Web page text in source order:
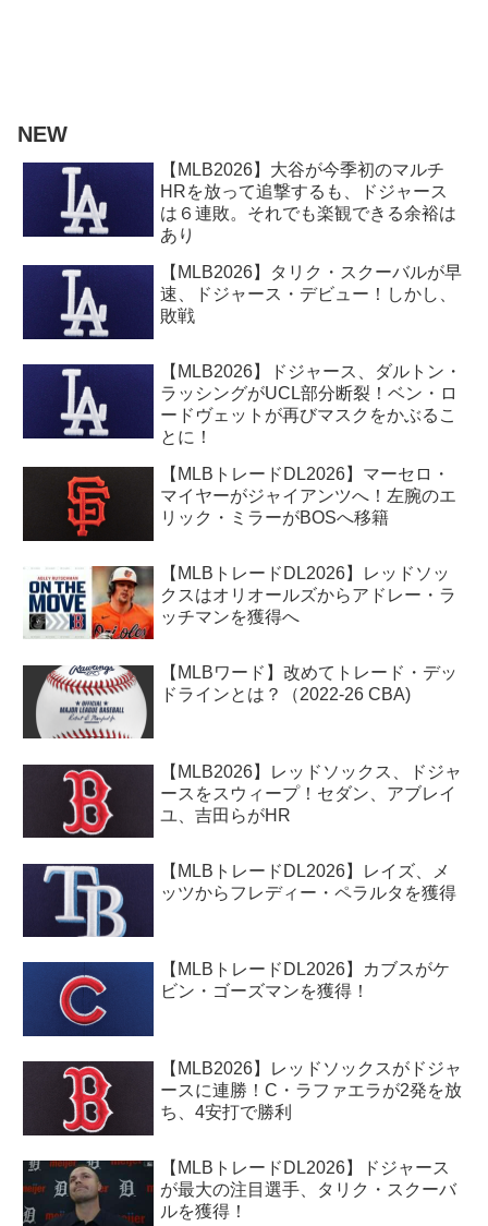
NEW
【MLB2026】大谷が今季初のマルチ
HRを放って追撃するも、ドジャース
は６連敗。それでも楽観できる余裕は
あり
【MLB2026】タリク・スクーバルが早
速、ドジャース・デビュー！しかし、
敗戦
【MLB2026】ドジャース、ダルトン・
ラッシングがUCL部分断裂！ベン・ロ
ードヴェットが再びマスクをかぶるこ
とに！
【MLBトレードDL2026】マーセロ・
マイヤーがジャイアンツへ！左腕のエ
リック・ミラーがBOSへ移籍
【MLBトレードDL2026】レッドソッ
クスはオリオールズからアドレー・ラ
ッチマンを獲得へ
【MLBワード】改めてトレード・デッ
ドラインとは？（2022-26 CBA)
【MLB2026】レッドソックス、ドジャ
ースをスウィープ！セダン、アブレイ
ユ、吉田らがHR
【MLBトレードDL2026】レイズ、メ
ッツからフレディー・ペラルタを獲得
【MLBトレードDL2026】カブスがケ
ビン・ゴーズマンを獲得！
【MLB2026】レッドソックスがドジャ
ースに連勝！C・ラファエラが2発を放
ち、4安打で勝利
【MLBトレードDL2026】ドジャース
が最大の注目選手、タリク・スクーバ
ルを獲得！